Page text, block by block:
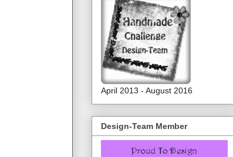
April 2013 - August 2016
Design-Team Member